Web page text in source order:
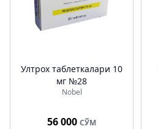
Ултрох таблеткалари 10
мг №28
Nobel
56 000 СЎМ